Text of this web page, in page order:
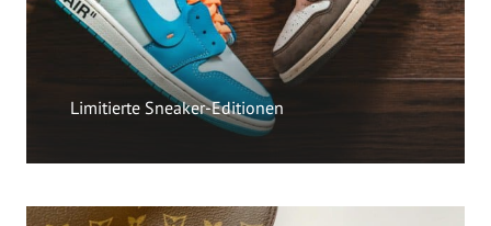
Limitierte Sneaker-Editionen